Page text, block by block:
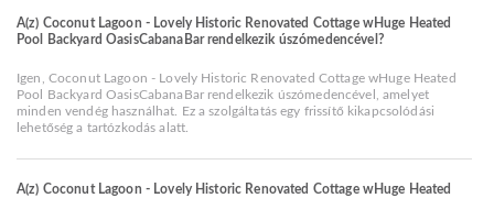
A(z) Coconut Lagoon - Lovely Historic Renovated Cottage wHuge Heated
Pool Backyard OasisCabanaBar rendelkezik úszómedencével?
Igen, Coconut Lagoon - Lovely Historic Renovated Cottage wHuge Heated
Pool Backyard OasisCabanaBar rendelkezik úszómedencével, amelyet
minden vendég használhat. Ez a szolgáltatás egy frissítő kikapcsolódási
lehetőség a tartózkodás alatt.
A(z) Coconut Lagoon - Lovely Historic Renovated Cottage wHuge Heated